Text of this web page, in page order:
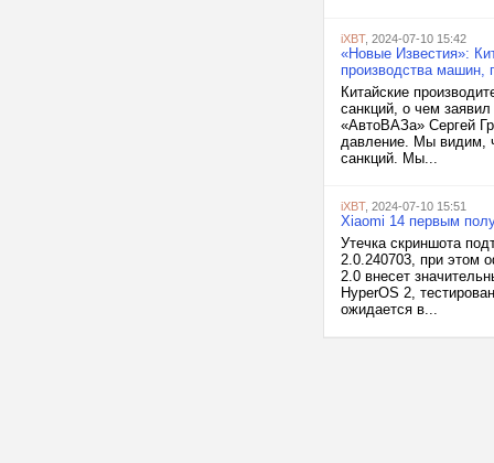
iXBT, 2024-07-10 15:42
«Новые Известия»:
производства машин,
Китайские
санкций, о чем
«АвтоВАЗа» Сергей
давление. Мы видим,
санкций. Мы...
iXBT, 2024-07-10 15:51
Xiaomi 14 первым
Утечка скриншота
2.0.240703, при этом
2.0 внесет
HyperOS 2,
ожидается в...